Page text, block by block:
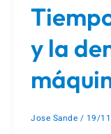
y la
Jose Sande / 19/